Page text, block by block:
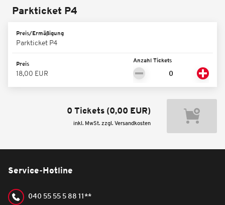
Parkticket P4
Preis/Ermäßigung
Parkticket P4
Preis
18,00 EUR
Anzahl Tickets
0 Tickets (0,00 EUR)
inkl. MwSt. zzgl. Versandkosten
Service-Hotline
040 55 55 5 88 11**